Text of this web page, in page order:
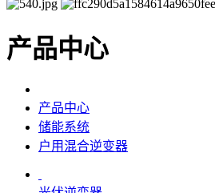
产品中心
产品中心
储能系统
户用混合逆变器